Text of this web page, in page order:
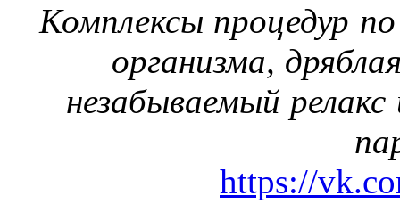
Комплексы процедур
организма,
незабываемый
https://